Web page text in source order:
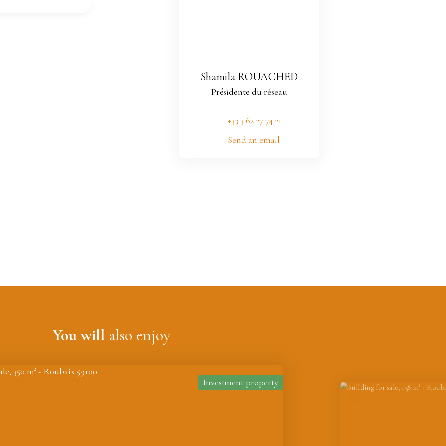
Shamila ROUACHED
Présidente du réseau
+33 3 62 27 74 21
Send an email
You will also enjoy
Investment property